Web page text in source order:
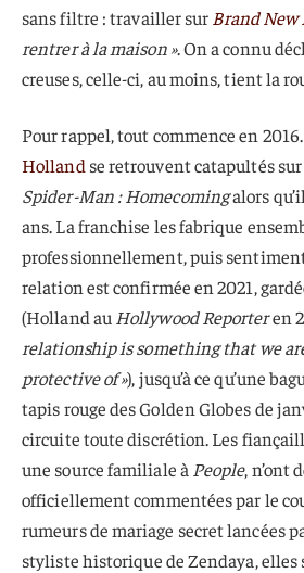
sans filtre : travailler sur Brand New
rentrer à la maison ». On a connu
creuses, celle-ci, au moins, tient la
Pour rappel, tout commence en
Holland se retrouvent catapultés
Spider-Man : Homecomingalors
ans. La franchise les fabrique
professionnellement, puis
relation est confirmée en 2021,
(Holland au Hollywood Reporteren
relationship is something that we
protective of »), jusqu’à ce qu’une
tapis rouge des Golden Globes de
circuite toute discrétion. Les
une source familiale à People, n’ont
officiellement commentées par le
rumeurs de mariage secret lancées
styliste historique de Zendaya, elles